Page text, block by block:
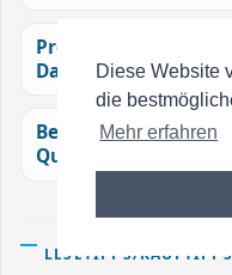
Diese Website
die
Mehr erfahren
Professionelle
Dauer und R...
Benotti Bikes im
Qualität
LESETIPPS/KAUFTIPPS